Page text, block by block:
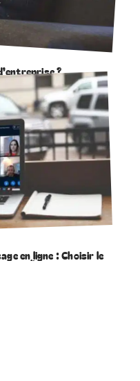
?
en ligne : Choisir le
en ligne